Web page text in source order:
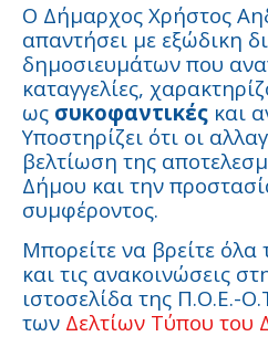
Ο Δήμαρχος Χρήστος
απαντήσει με εξώδικη
δημοσιευμάτων που
καταγγελίες,
ως συκοφαντικές και
Υποστηρίζει ότι οι
βελτίωση της
Δήμου και την
συμφέροντος.
Μπορείτε να βρείτε
και τις ανακοινώσεις
ιστοσελίδα της Π.Ο.Ε.-
των Δελτίων Τύπου του